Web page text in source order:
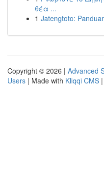
θέα ...
1 Jatengtoto:
Copyright © 2026 | Advanced
Users | Made with Kliqqi CMS |